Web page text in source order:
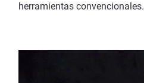
herramientas convencionales.